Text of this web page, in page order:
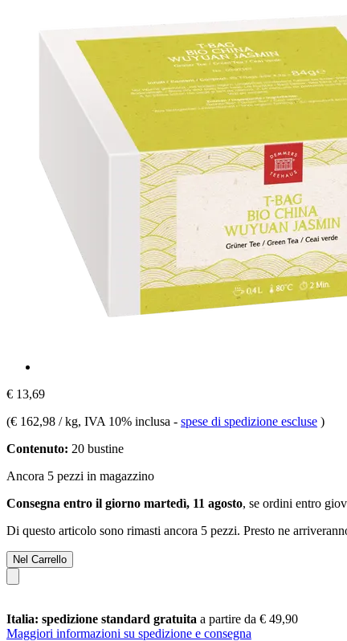
€ 13,69
(€ 162,98 / kg, IVA 10% inclusa - spese di spedizione escluse )
Contenuto: 20 bustine
Ancora 5 pezzi in magazzino
Consegna entro il giorno martedì, 11 agosto, se ordini entro
Di questo articolo sono rimasti ancora 5 pezzi. Presto ne
Nel Carrello
Italia: spedizione standard gratuita a partire da € 49,90
Maggiori informazioni su spedizione e consegna